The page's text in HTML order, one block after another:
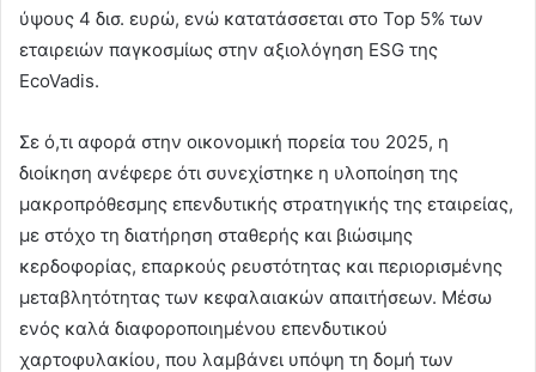
ύψους 4 δισ. ευρώ, ενώ κατατάσσεται στο Top 5% των
εταιρειών παγκοσμίως στην αξιολόγηση ESG της
EcoVadis.
Σε ό,τι αφορά στην οικονομική πορεία του 2025, η
διοίκηση ανέφερε ότι συνεχίστηκε η υλοποίηση της
μακροπρόθεσμης επενδυτικής στρατηγικής της εταιρείας,
με στόχο τη διατήρηση σταθερής και βιώσιμης
κερδοφορίας, επαρκούς ρευστότητας και περιορισμένης
μεταβλητότητας των κεφαλαιακών απαιτήσεων. Μέσω
ενός καλά διαφοροποιημένου επενδυτικού
χαρτοφυλακίου, που λαμβάνει υπόψη τη δομή των